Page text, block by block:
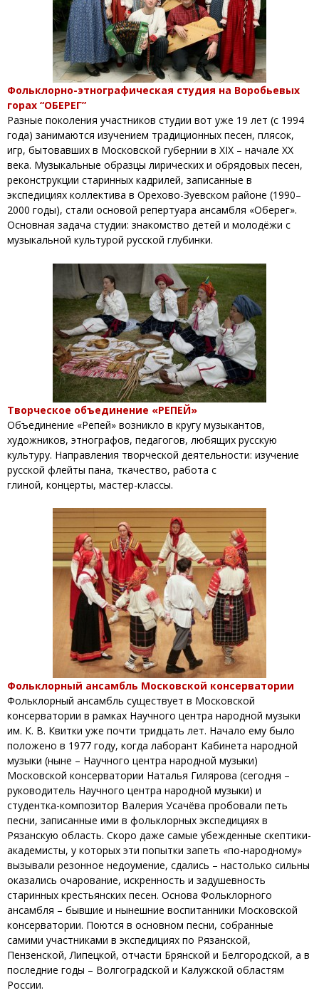
Фольклорно-этнографическая студия на Воробьевых
горах “ОБЕРЕГ”
Разные поколения участников студии вот уже 19 лет (с 1994
года) занимаются изучением традиционных песен, плясок,
игр, бытовавших в Московской губернии в XIX – начале XX
века. Музыкальные образцы лирических и обрядовых песен,
реконструкции старинных кадрилей, записанные в
экспедициях коллектива в Орехово-Зуевском районе (1990–
2000 годы), стали основой репертуара ансамбля «Оберег».
Основная задача студии: знакомство детей и молодёжи с
музыкальной культурой русской глубинки.
Творческое объединение «РЕПЕЙ»
Объединение «Репей» возникло в кругу музыкантов,
художников, этнографов, педагогов, любящих русскую
культуру. Направления творческой деятельности: изучение
русской флейты пана, ткачество, работа с
глиной, концерты, мастер-классы.
Фольклорный ансамбль Московской консерватории
Фольклорный ансамбль существует в Московской
консерватории в рамках Научного центра народной музыки
им. К. В. Квитки уже почти тридцать лет. Начало ему было
положено в 1977 году, когда лаборант Кабинета народной
музыки (ныне – Научного центра народной музыки)
Московской консерватории Наталья Гилярова (сегодня –
руководитель Научного центра народной музыки) и
студентка-композитор Валерия Усачёва пробовали петь
песни, записанные ими в фольклорных экспедициях в
Рязанскую область. Скоро даже самые убежденные скептики-
академисты, у которых эти попытки запеть «по-народному»
вызывали резонное недоумение, сдались – настолько сильны
оказались очарование, искренность и задушевность
старинных крестьянских песен. Основа Фольклорного
ансамбля – бывшие и нынешние воспитанники Московской
консерватории. Поются в основном песни, собранные
самими участниками в экспедициях по Рязанской,
Пензенской, Липецкой, отчасти Брянской и Белгородской, а в
последние годы – Волгоградской и Калужской областям
России.